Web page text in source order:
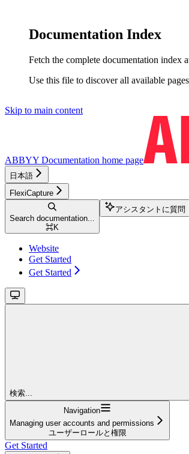
Documentation Index
Fetch the complete documentation index
Use this file to discover all available
Skip to main content
ABBYY Documentation home page
日本語
FlexiCapture
Search documentation...
⌘K
アシスタントに質問
Website
Get Started
Get Started
検索...
Navigation
Managing user accounts and permissions
ユーザーロールと権限
Get Started